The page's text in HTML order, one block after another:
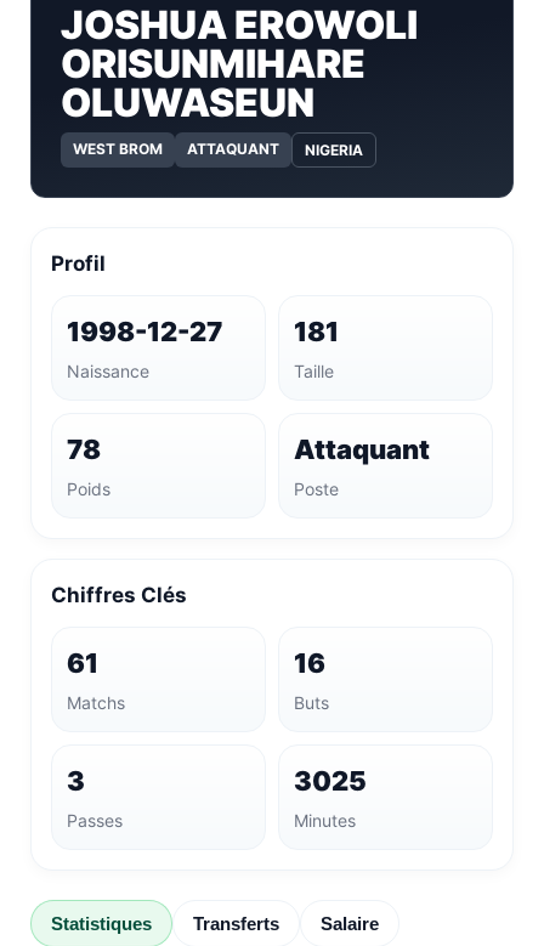
JOSHUA EROWOLI
ORISUNMIHARE
OLUWASEUN
WEST BROM ATTAQUANT NIGERIA
Profil
1998-12-27
Naissance
181
Taille
78
Poids
Attaquant
Poste
Chiffres Clés
61
Matchs
16
Buts
3
Passes
3025
Minutes
Statistiques Transferts Salaire